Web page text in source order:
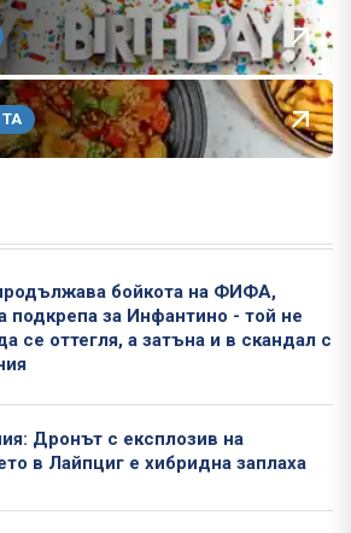
бойкота на ФИФА,
подкрепа за Инфантино - той не
се оттегля, а затъна и в скандал с
Дронът с експлозив на
в Лайпциг е хибридна заплаха